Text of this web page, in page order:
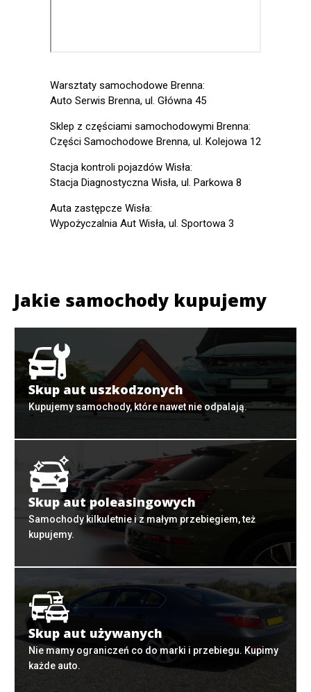
Warsztaty samochodowe Brenna:
Auto Serwis Brenna, ul. Główna 45
Sklep z częściami samochodowymi Brenna:
Części Samochodowe Brenna, ul. Kolejowa 12
Stacja kontroli pojazdów Wisła:
Stacja Diagnostyczna Wisła, ul. Parkowa 8
Auta zastępcze Wisła:
Wypożyczalnia Aut Wisła, ul. Sportowa 3
Jakie samochody kupujemy
Skup aut uszkodzonych
Kupujemy samochody, które nawet nie odpalają.
Skup aut poleasingowych
Samochody kilkuletnie i z małym przebiegiem, też
kupujemy.
Skup aut używanych
Nie mamy ograniczeń co do marki i przebiegu. Kupimy
każde auto.